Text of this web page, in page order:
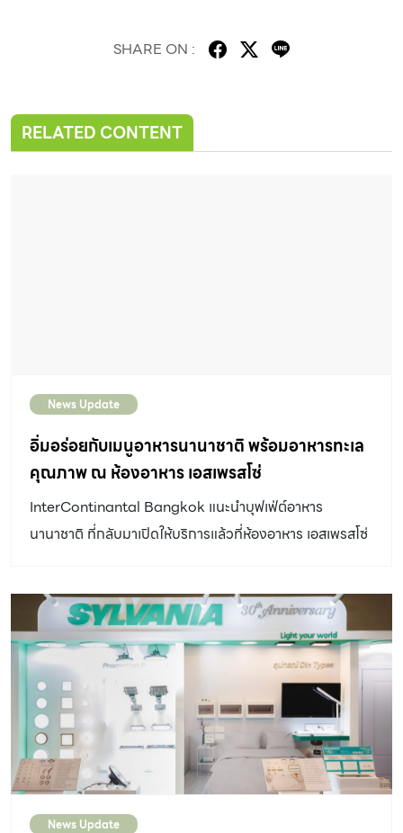
SHARE ON :
RELATED CONTENT
News Update
อิ่มอร่อยกับเมนูอาหารนานาชาติ พร้อมอาหารทะเล
คุณภาพ ณ ห้องอาหาร เอสเพรสโซ่
InterContinantal Bangkok แนะนำบุฟเฟ่ต์อาหาร
นานาชาติ ที่กลับมาเปิดให้บริการแล้วที่ห้องอาหาร เอสเพรสโซ่
News Update